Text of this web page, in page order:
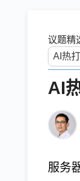
议题精
AI
服务